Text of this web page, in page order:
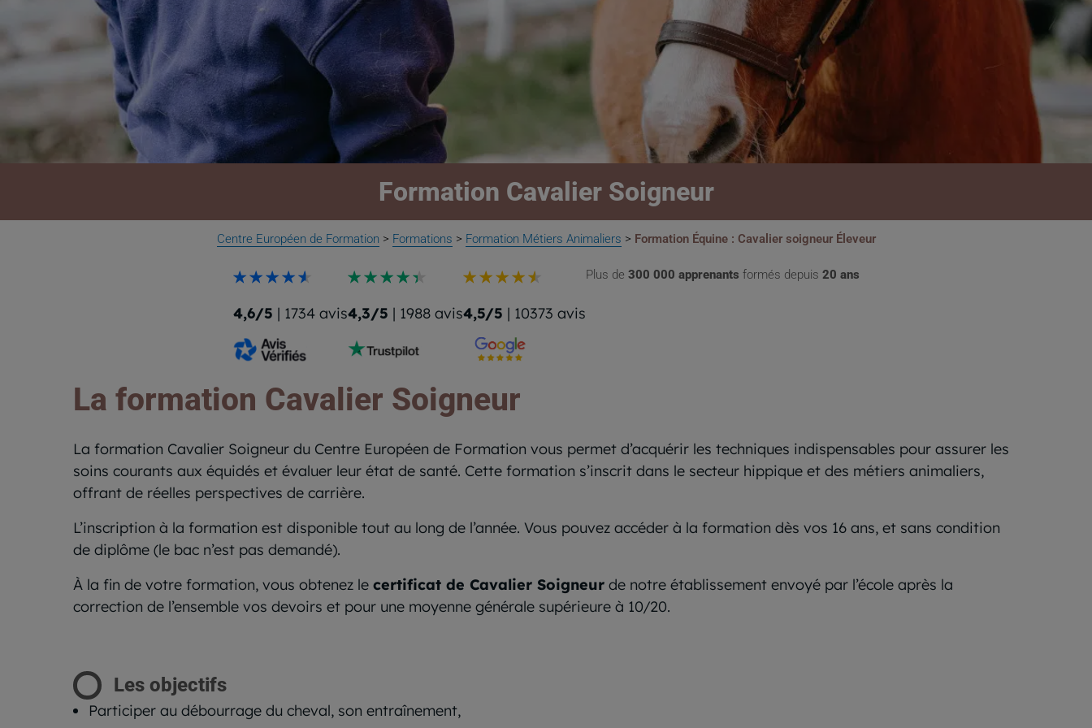
Formation Cavalier Soigneur
Centre Européen de Formation > Formations > Formation Métiers Animaliers > Formation Équine : Cavalier soigneur Éleveur
4,6/5 | 1734 avis4,3/5 | 1988 avis4,5/5 | 10373 avis
Plus de 300 000 apprenants formés depuis 20 ans
La formation Cavalier Soigneur
La formation Cavalier Soigneur du Centre Européen de Formation vous permet d’acquérir les techniques indispensables pour assurer les
soins courants aux équidés et évaluer leur état de santé. Cette formation s’inscrit dans le secteur hippique et des métiers animaliers,
offrant de réelles perspectives de carrière.
L’inscription à la formation est disponible tout au long de l’année. Vous pouvez accéder à la formation dès vos 16 ans, et sans condition
de diplôme (le bac n’est pas demandé).
À la fin de votre formation, vous obtenez le certificat de Cavalier Soigneur de notre établissement envoyé par l’école après la
correction de l’ensemble vos devoirs et pour une moyenne générale supérieure à 10/20.
Les objectifs
Participer au débourrage du cheval, son entraînement,